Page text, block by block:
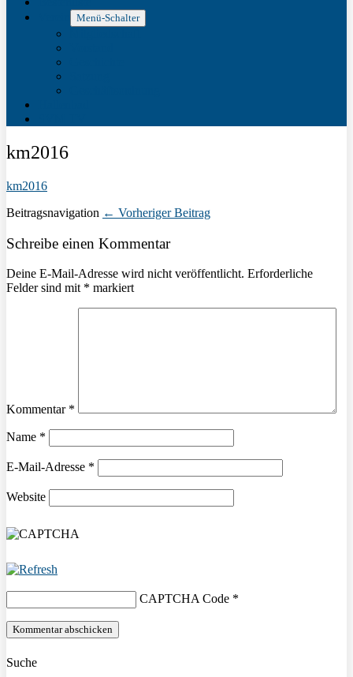
Menü-Schalter
km2016
km2016
Beitragsnavigation ← Vorheriger Beitrag
Schreibe einen Kommentar
Deine E-Mail-Adresse wird nicht veröffentlicht. Erforderliche
Felder sind mit * markiert
Kommentar *
Name *
E-Mail-Adresse *
Website
CAPTCHA Code *
Suche